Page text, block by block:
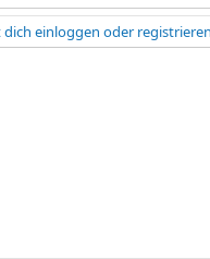
dich einloggen oder